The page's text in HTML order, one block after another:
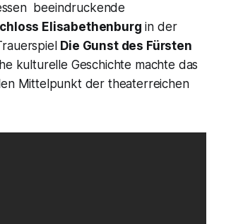
beeindruckende
Elisabethenburg in der
Die Gunst des Fürsten
kulturelle Geschichte machte das
Mittelpunkt der theaterreichen